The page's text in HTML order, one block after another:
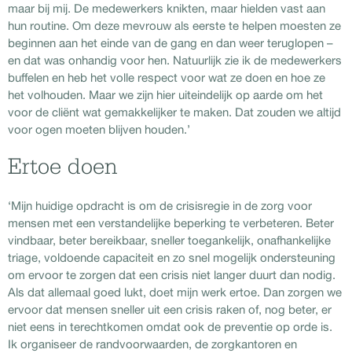
maar bij mij. De medewerkers knikten, maar hielden vast aan
hun routine. Om deze mevrouw als eerste te helpen moesten ze
beginnen aan het einde van de gang en dan weer teruglopen –
en dat was onhandig voor hen. Natuurlijk zie ik de medewerkers
buffelen en heb het volle respect voor wat ze doen en hoe ze
het volhouden. Maar we zijn hier uiteindelijk op aarde om het
voor de cliënt wat gemakkelijker te maken. Dat zouden we altijd
voor ogen moeten blijven houden.’
Ertoe doen
‘Mijn huidige opdracht is om de crisisregie in de zorg voor
mensen met een verstandelijke beperking te verbeteren. Beter
vindbaar, beter bereikbaar, sneller toegankelijk, onafhankelijke
triage, voldoende capaciteit en zo snel mogelijk ondersteuning
om ervoor te zorgen dat een crisis niet langer duurt dan nodig.
Als dat allemaal goed lukt, doet mijn werk ertoe. Dan zorgen we
ervoor dat mensen sneller uit een crisis raken of, nog beter, er
niet eens in terechtkomen omdat ook de preventie op orde is.
Ik organiseer de randvoorwaarden, de zorgkantoren en